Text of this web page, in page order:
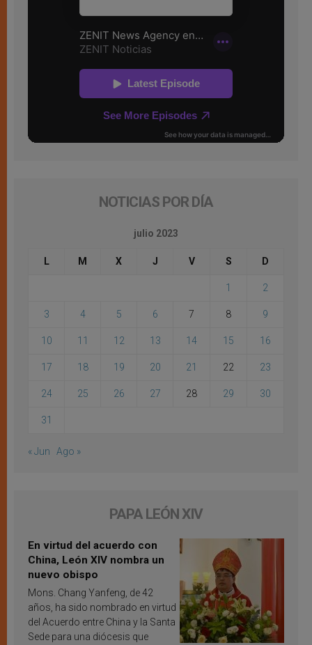
NOTICIAS POR DÍA
julio 2023
L M X J V S D
1 2
3 4 5 6 7 8 9
10 11 12 13 14 15 16
17 18 19 20 21 22 23
24 25 26 27 28 29 30
31
« Jun Ago »
PAPA LEÓN XIV
En virtud del acuerdo con
China, León XIV nombra un
nuevo obispo
Mons. Chang Yanfeng, de 42
años, ha sido nombrado en virtud
del Acuerdo entre China y la Santa
Sede para una diócesis que